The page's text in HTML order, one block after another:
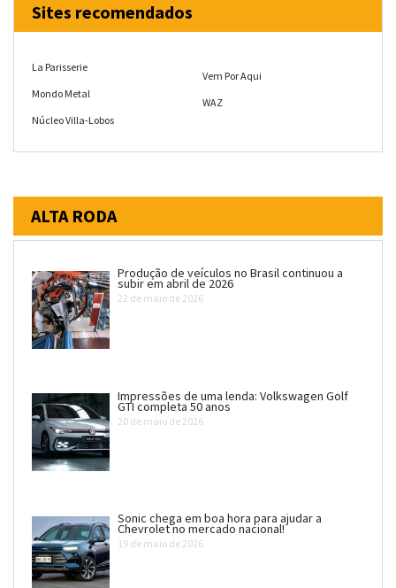
Sites recomendados
La Parisserie
Mondo Metal
Núcleo Villa-Lobos
Vem Por Aqui
WAZ
ALTA RODA
Produção de veículos no Brasil continuou a
subir em abril de 2026
22 de maio de 2026
Impressões de uma lenda: Volkswagen Golf
GTI completa 50 anos
20 de maio de 2026
Sonic chega em boa hora para ajudar a
Chevrolet no mercado nacional!
19 de maio de 2026